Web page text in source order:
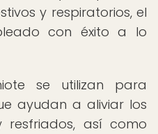
y respiratorios, el
con éxito a lo
se utilizan para
ayudan a aliviar los
así como